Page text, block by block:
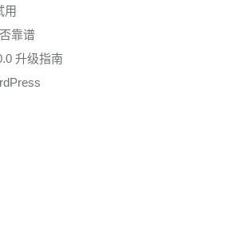
用
靠谱
升级指南